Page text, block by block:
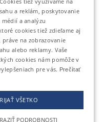
a reklám, poskytovanie
a analýzu
cookies tiež zdieľame aj
na zobrazovanie
alebo reklamy. Vaše
cookies nám pomôže v
pre vás. Prečítať
VŠETKO
PODROBNOSTI